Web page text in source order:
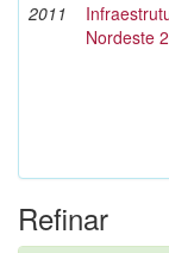
2011
Nordeste
Refinar